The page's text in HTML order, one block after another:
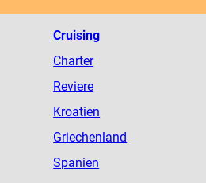
Cruising
Charter
Reviere
Kroatien
Griechenland
Spanien